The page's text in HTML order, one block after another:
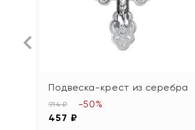
Подвеска-крест из серебра
914 ₽
457 ₽
-50%